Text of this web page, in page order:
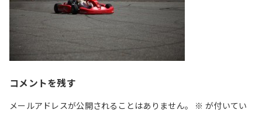
コメントを残す
メールアドレスが公開されることはありません。 ※ が付いてい